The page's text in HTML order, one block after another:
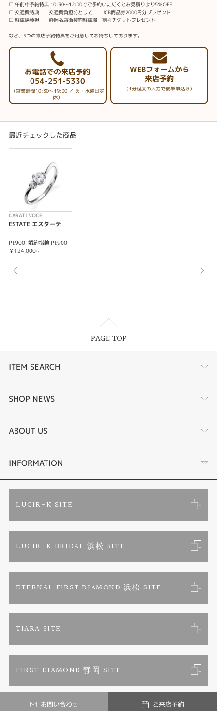
□ 午前中予約特典 10:30～12:00でご予約いただくとお見積りより5％OFF
□ 交通費特典 交通費負担分として JCB商品券2000円分プレゼント
□ 駐車場負担 静岡名店街契約駐車場 割引チケットプレゼント
など、5つの来店予約特典をご用意してお待ちしております。
お電話での来店予約
054-251-5330
（営業時間10:30～19:00 ／ 火・水曜日定
休）
WEBフォームから
来店予約
（1分程度の入力で簡単申込み）
最近チェックした商品
CARATI VOCE
ESTATE エスターテ
Pt900 婚約指輪 Pt900
￥124,000~
お問い合わせ ご来店予約
PAGE TOP
ITEM SEARCH
婚約指輪 結婚指輪
ラボグロウンダイヤモンド婚約指輪
手作り結婚指輪
手作りペアリング
カラー発色ジュエリー
SHOP NEWS
商品一覧
ブランドリスト
リフォーム
ABOUT US
店舗情報・会社概要
お問い合わせ
INFORMATION
LUCIR-K SITE
LUCIR-K BRIDAL 浜松 SITE
ETERNAL FIRST DIAMOND 浜松 SITE
TIARA SITE
FIRST DIAMOND 静岡 SITE
© ETERNAL FIRST DIAMOND. All Rights Reserved.